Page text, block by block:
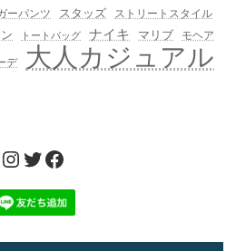
ーパンツ スタッズ ストリートスタイル
トートバッグ ナイキ マリブ モヘア
デ 大人カジュアル
Instagram
Twitter
Facebook